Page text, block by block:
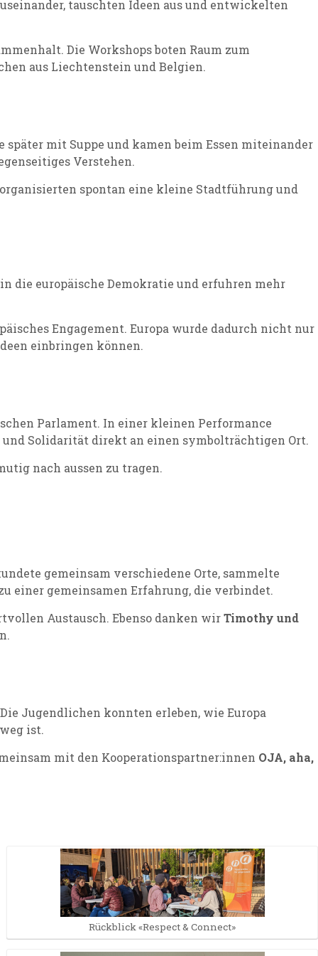
tauschten Ideen aus und entwickelten
Die Workshops boten Raum zum
aus Liechtenstein und Belgien.
mit Suppe und kamen beim Essen miteinander
Verstehen.
spontan eine kleine Stadtführung und
die europäische Demokratie und erfuhren mehr
Engagement. Europa wurde dadurch nicht nur
einbringen können.
Parlament. In einer kleinen Performance
Solidarität direkt an einen symbolträchtigen Ort.
nach aussen zu tragen.
gemeinsam verschiedene Orte, sammelte
einer gemeinsamen Erfahrung, die verbindet.
Austausch. Ebenso danken wirTimothy und
Jugendlichen konnten erleben, wie Europa
ist.
mit den Kooperationspartner:innen OJA, aha,
Rückblick «Respect & Connect»